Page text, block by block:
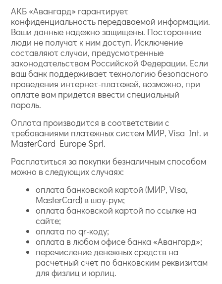
АКБ «Авангард» гарантирует
конфиденциальность передаваемой информации.
Ваши данные надежно защищены. Посторонние
люди не получат к ним доступ. Исключение
составляют случаи, предусмотренные
законодательством Российской Федерации. Если
ваш банк поддерживает технологию безопасного
проведения интернет-платежей, возможно, при
оплате вам придется ввести специальный
пароль.
Оплата производится в соответствии с
требованиями платежных систем МИР, Visa Int. и
MasterCard Europe Sprl.
Расплатиться за покупки безналичным способом
можно в следующих случаях:
оплата банковской картой (МИР, Visa,
MasterCard) в шоу-рум;
оплата банковской картой по ссылке на
сайте;
оплата по qr-коду;
оплата в любом офисе банка «Авангард»;
перечисление денежных средств на
расчетный счет по банковским реквизитам
для физлиц и юрлиц.